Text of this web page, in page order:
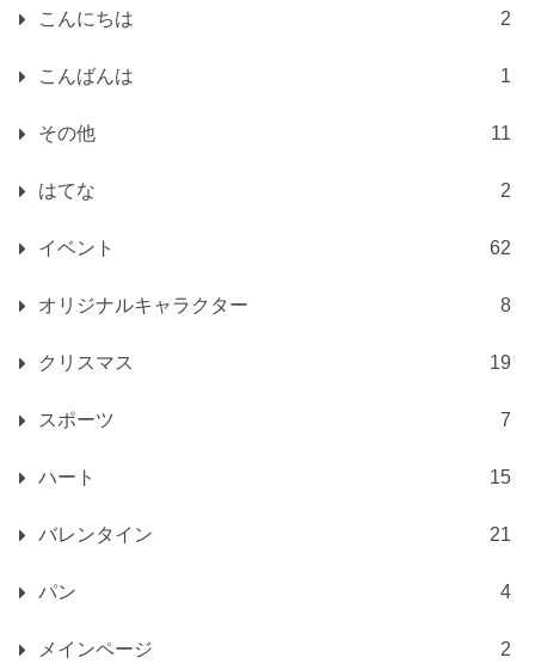
こんにちは 2
こんばんは 1
その他 11
はてな 2
イベント 62
オリジナルキャラクター 8
クリスマス 19
スポーツ 7
ハート 15
バレンタイン 21
パン 4
メインページ 2